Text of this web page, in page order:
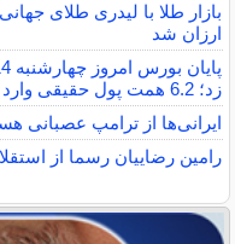
ارزان شد
زد؛ 6.2 همت پول حقیقی وارد بازار سهام شد
ایرانی‌ها از ترامپ عصبانی
رامین رضاییان رسما از